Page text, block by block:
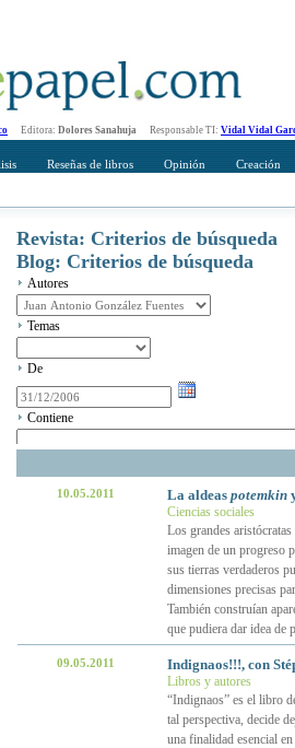
Editora: Dolores Sanahuja Responsable TI: Vidal Vidal
Reseñas de libros Opinión Creación
Revista: Criterios de búsqueda
Blog: Criterios de búsqueda
Autores
Temas
De
Contiene
10.05.2011 La aldeas potemkin
Ciencias sociales
Los grandes
imagen de un progreso
sus tierras verdaderos
dimensiones precisas
También construían
que pudiera dar idea de
09.05.2011 Indignaos!!!, con
Libros y autores
“Indignaos” es el libro
tal perspectiva, decide
una finalidad esencial